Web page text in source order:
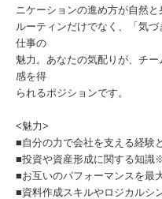
ニケーションの進め方が自然と
ルーティンだけでなく、「気
仕事の
魅力。あなたの気配りが、チ
感を得
られるポジションです。
<魅力>
■自分の力で会社を支える経験
■投資や資産形成に関する知識
■お互いのパフォーマンスを最
■資料作成スキルやロジカルシ